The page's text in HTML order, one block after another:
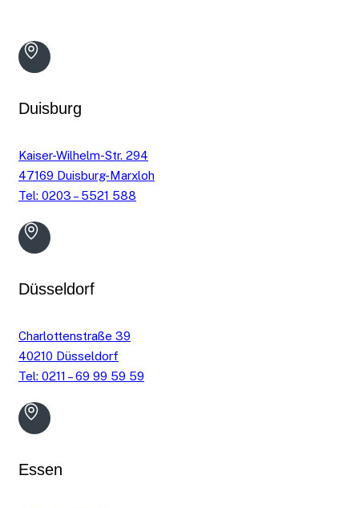
Duisburg
Kaiser-Wilhelm-Str. 294
47169 Duisburg-Marxloh
Tel: 0203 – 5521 588
Düsseldorf
Charlottenstraße 39
40210 Düsseldorf
Tel: 0211 – 69 99 59 59
Essen